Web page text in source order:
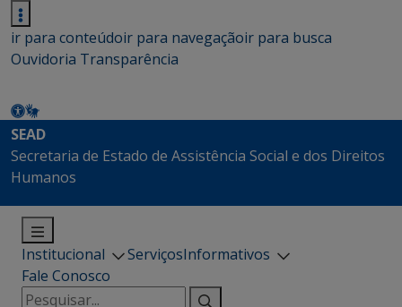
ir para conteúdoir para navegaçãoir para busca
Ouvidoria Transparência
SEAD
Secretaria de Estado de Assistência Social e dos Direitos
Humanos
Institucional ServiçosInformativos
Fale Conosco
Pesquisar